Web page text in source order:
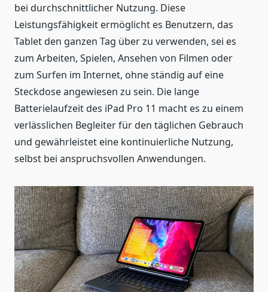
bei durchschnittlicher Nutzung. Diese
Leistungsfähigkeit ermöglicht es Benutzern, das
Tablet den ganzen Tag über zu verwenden, sei es
zum Arbeiten, Spielen, Ansehen von Filmen oder
zum Surfen im Internet, ohne ständig auf eine
Steckdose angewiesen zu sein. Die lange
Batterielaufzeit des iPad Pro 11 macht es zu einem
verlässlichen Begleiter für den täglichen Gebrauch
und gewährleistet eine kontinuierliche Nutzung,
selbst bei anspruchsvollen Anwendungen.